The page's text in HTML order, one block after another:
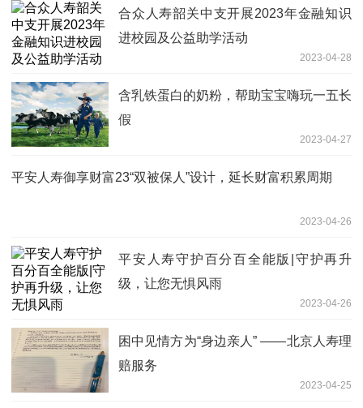
合众人寿韶关中支开展2023年金融知识
进校园及公益助学活动
2023-04-28
含乳铁蛋白的奶粉，帮助宝宝嗨玩一五长
假
2023-04-27
平安人寿御享财富23“双被保人”设计，延长财富积累周期
2023-04-26
平安人寿守护百分百全能版|守护再升
级，让您无惧风雨
2023-04-26
困中见情方为“身边亲人” ——北京人寿理
赔服务
2023-04-25